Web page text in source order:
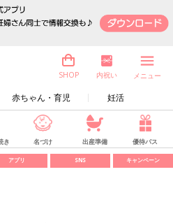
赤ちゃん・育児 妊活
SHOP 内祝い メニュー
き 名づけ 出産準備 優待パス
アプリ SNS キャンペーン